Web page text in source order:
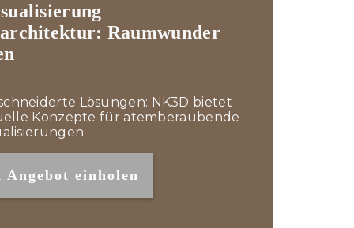
Raumwunder
Lösungen: NK3D bietet
Konzepte für atemberaubende
Angebot einholen